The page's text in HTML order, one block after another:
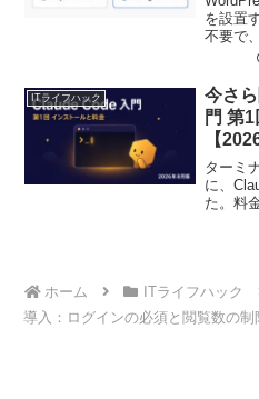
を設置
不要で
の二つ
自然さ
動かし
まで正
ITライフハック
今さ
門 第
【
ターミ
に、
た。料
ティブ
インス
ホーム ITライフハック
導入：ログインの必須と閲覧数の制